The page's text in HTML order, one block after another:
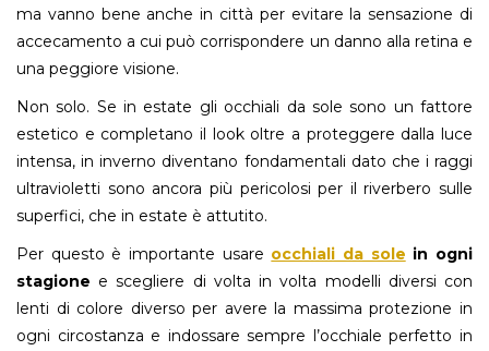
ma vanno bene anche in città per evitare la sensazione di
accecamento a cui può corrispondere un danno alla retina e
una peggiore visione.
Non solo. Se in estate gli occhiali da sole sono un fattore
estetico e completano il look oltre a proteggere dalla luce
intensa, in inverno diventano fondamentali dato che i raggi
ultravioletti sono ancora più pericolosi per il riverbero sulle
superfici, che in estate è attutito.
Per questo è importante usare occhiali da sole in ogni
stagione e scegliere di volta in volta modelli diversi con
lenti di colore diverso per avere la massima protezione in
ogni circostanza e indossare sempre l’occhiale perfetto in